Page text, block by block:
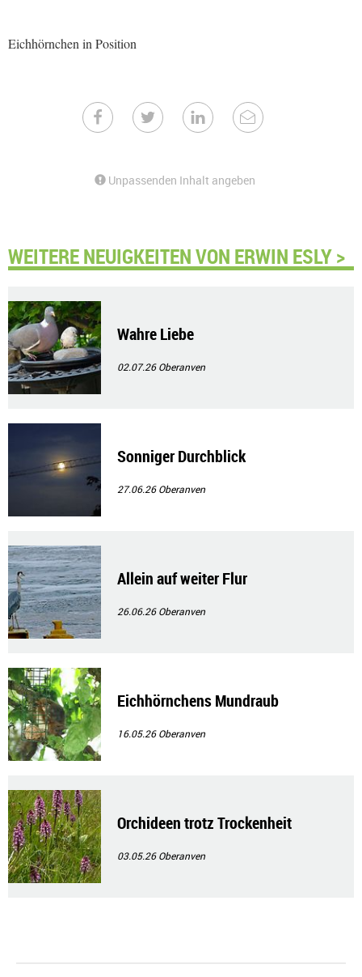
Eichhörnchen in Position
Unpassenden Inhalt angeben
WEITERE NEUIGKEITEN VON ERWIN ESLY >
Wahre Liebe
02.07.26Oberanven
Sonniger Durchblick
27.06.26Oberanven
Allein auf weiter Flur
26.06.26Oberanven
Eichhörnchens Mundraub
16.05.26Oberanven
Orchideen trotz Trockenheit
03.05.26Oberanven